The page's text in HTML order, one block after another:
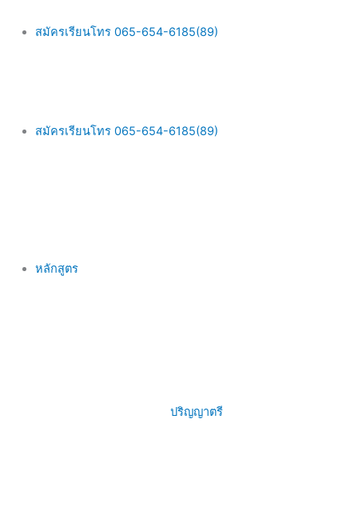
สมัครเรียนโทร 065-654-6185(89)
สมัครเรียนโทร 065-654-6185(89)
หลักสูตร
ปริญญาตรี
Menu